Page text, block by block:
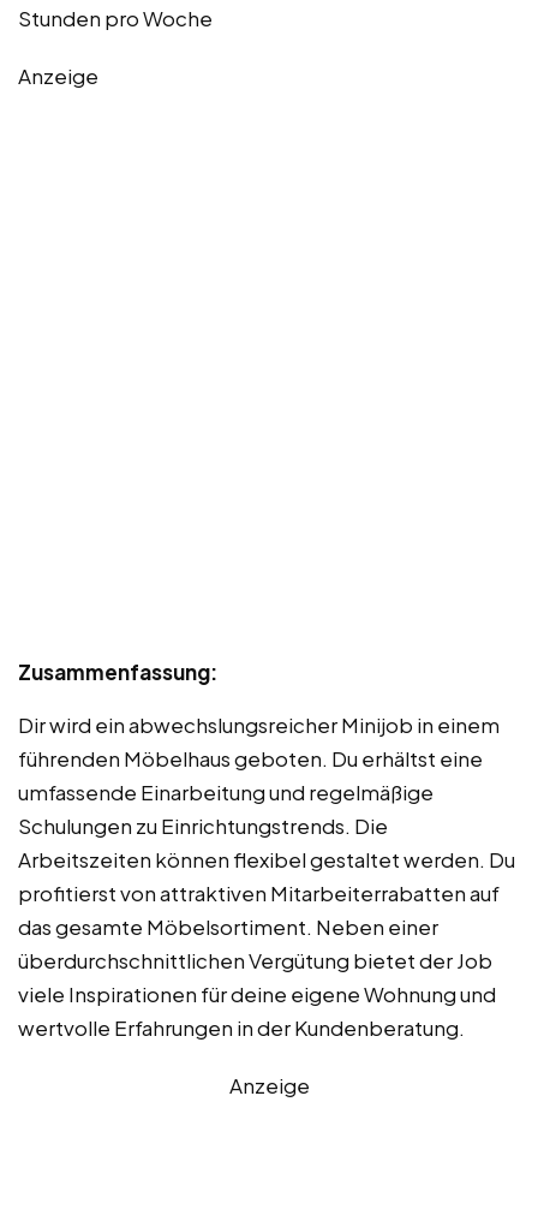
Stunden pro Woche
Anzeige
Zusammenfassung:
Dir wird ein abwechslungsreicher Minijob in einem
führenden Möbelhaus geboten. Du erhältst eine
umfassende Einarbeitung und regelmäßige
Schulungen zu Einrichtungstrends. Die
Arbeitszeiten können flexibel gestaltet werden. Du
profitierst von attraktiven Mitarbeiterrabatten auf
das gesamte Möbelsortiment. Neben einer
überdurchschnittlichen Vergütung bietet der Job
viele Inspirationen für deine eigene Wohnung und
wertvolle Erfahrungen in der Kundenberatung.
Anzeige